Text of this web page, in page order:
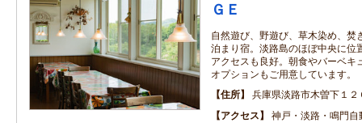
ＧＥ
自然遊び、野遊び、草木染め、焚
泊まり宿。淡路島のほぼ中央に位
アクセスも良好。朝食やバーベキ
オプションもご用意しています。
住所
兵庫県淡路市木曽下１２
アクセス
神戸・淡路・鳴門